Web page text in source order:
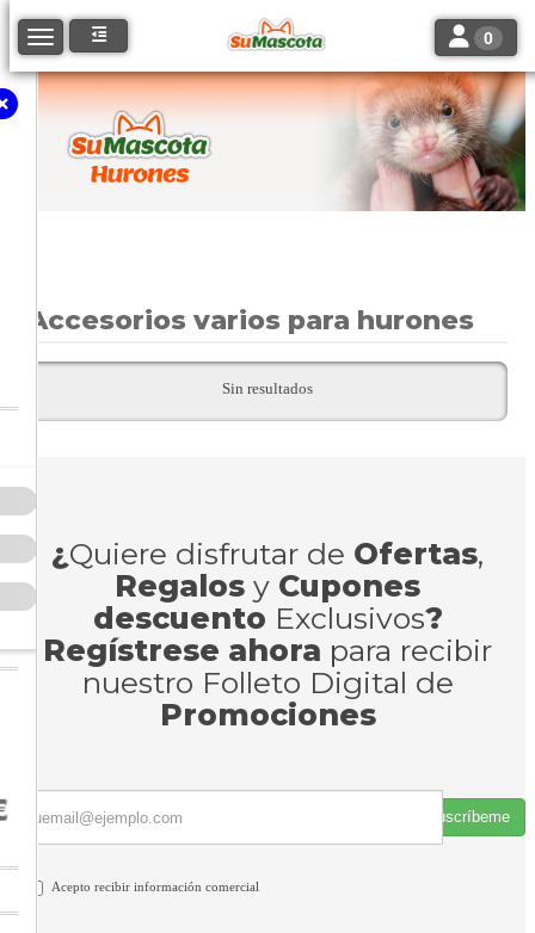
Toggle navigation Toggle
0
Accesorios varios para hurones
Sin resultados
¿Quiere disfrutar de Ofertas,
Regalos y Cupones
descuento Exclusivos?
Regístrese ahora para recibir
nuestro Folleto Digital de
Promociones
Suscríbeme
Acepto recibir información comercial